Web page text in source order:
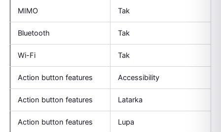
MIMO Tak
Bluetooth Tak
Wi-Fi Tak
Action button features Accessibility
Action button features Latarka
Action button features Lupa